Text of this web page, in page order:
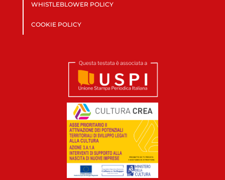
WHISTLEBLOWER POLICY
COOKIE POLICY